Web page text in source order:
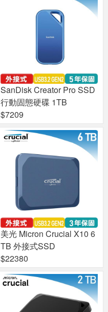
SanDisk Creator Pro SSD
行動固態硬碟 1TB
$7209
美光 Micron Crucial X10 6
TB 外接式SSD
$22380